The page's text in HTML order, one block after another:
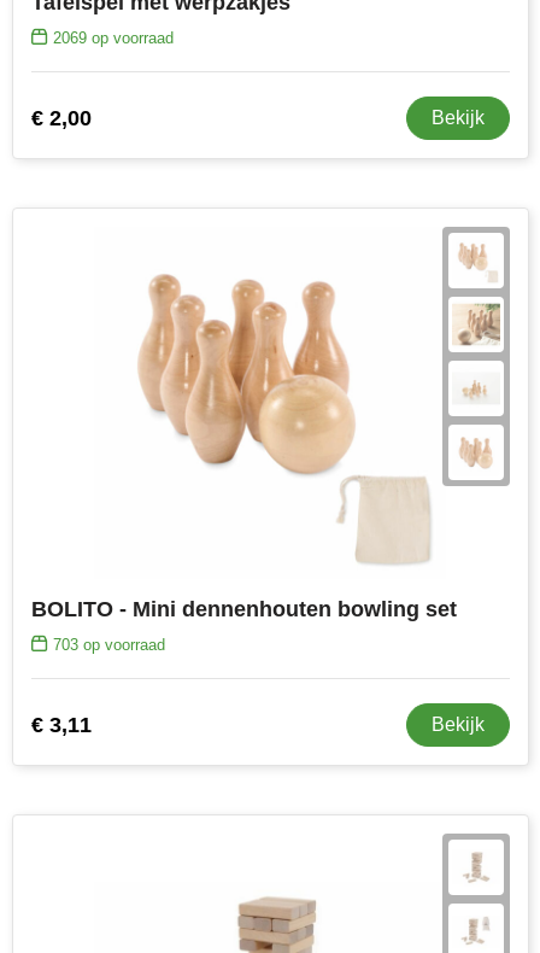
2069op voorraad
€ 2,00 Bekijk
BOLITO - Mini dennenhouten bowling set
703op voorraad
€ 3,11 Bekijk